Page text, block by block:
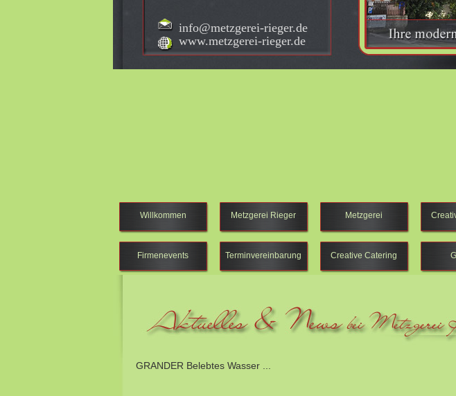
Willkommen Metzgerei Rieger Metzgerei
info@metzgerei-rieger.de
www.metzgerei-rieger.de
Firmenevents Terminvereinbarung Creative Catering
GRANDER Belebtes Wasser ...